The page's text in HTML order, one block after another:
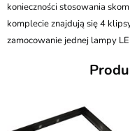
konieczności stosowania
komplecie znajdują się 4
zamocowanie jednej lampy